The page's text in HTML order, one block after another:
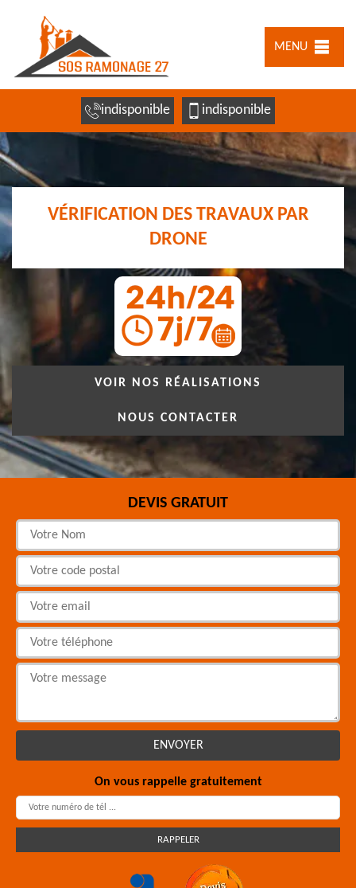
MENU
indisponible indisponible
VÉRIFICATION DES TRAVAUX PAR
DRONE
VOIR NOS RÉALISATIONS
NOUS CONTACTER
DEVIS GRATUIT
On vous rappelle gratuitement